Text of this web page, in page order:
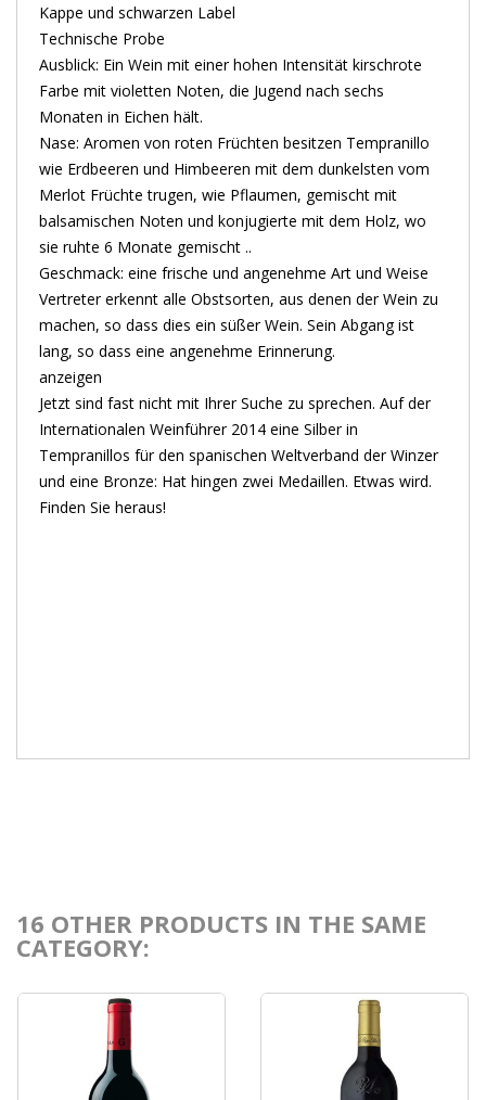
Kappe und schwarzen Label
Technische Probe
Ausblick: Ein Wein mit einer hohen Intensität kirschrote
Farbe mit violetten Noten, die Jugend nach sechs
Monaten in Eichen hält.
Nase: Aromen von roten Früchten besitzen Tempranillo
wie Erdbeeren und Himbeeren mit dem dunkelsten vom
Merlot Früchte trugen, wie Pflaumen, gemischt mit
balsamischen Noten und konjugierte mit dem Holz, wo
sie ruhte 6 Monate gemischt ..
Geschmack: eine frische und angenehme Art und Weise
Vertreter erkennt alle Obstsorten, aus denen der Wein zu
machen, so dass dies ein süßer Wein. Sein Abgang ist
lang, so dass eine angenehme Erinnerung.
anzeigen
Jetzt sind fast nicht mit Ihrer Suche zu sprechen. Auf der
Internationalen Weinführer 2014 eine Silber in
Tempranillos für den spanischen Weltverband der Winzer
und eine Bronze: Hat hingen zwei Medaillen. Etwas wird.
Finden Sie heraus!
16 OTHER PRODUCTS IN THE SAME
CATEGORY: